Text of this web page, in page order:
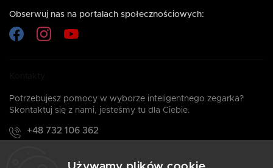
Obserwuj nas na portalach społecznościowych:
Potrzebujesz pomocy w wyborze inteligentnego zegarka?
Skontaktuj się z nami, jesteśmy tu dla Ciebie.
+48 732 106 362